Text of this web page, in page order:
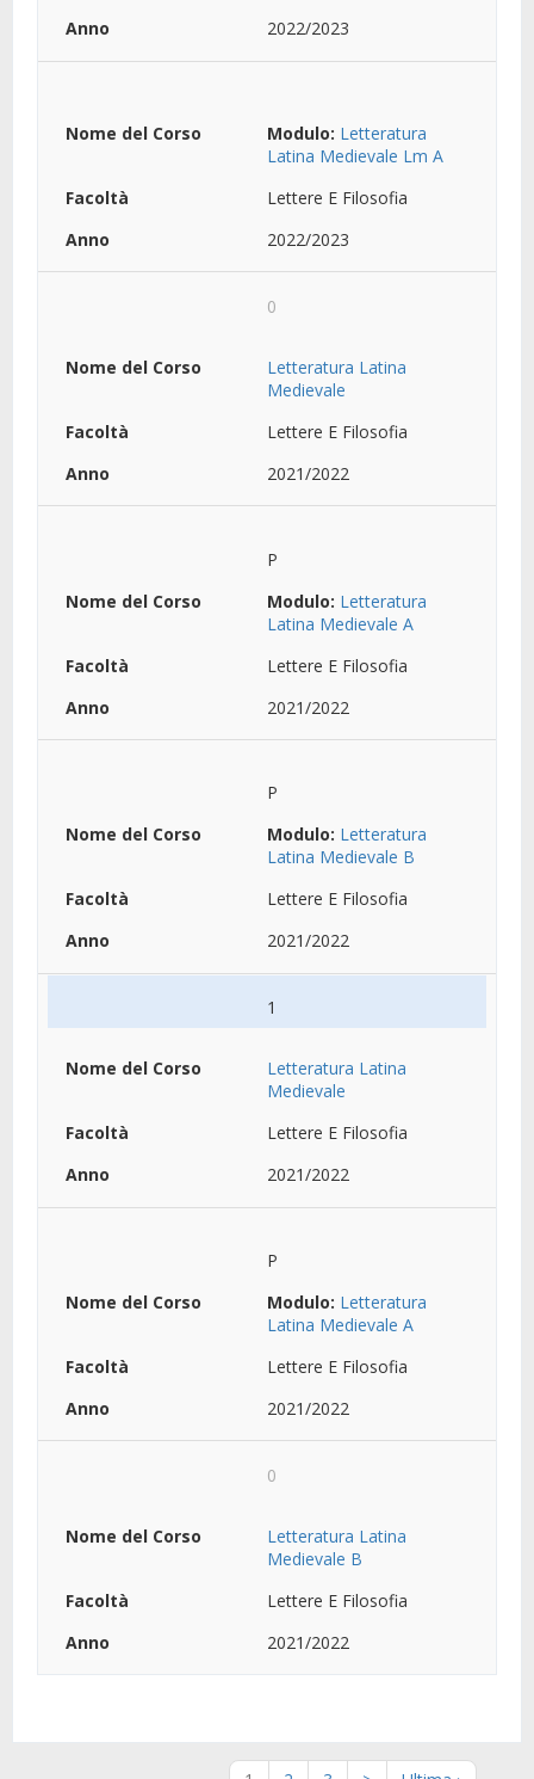
2022/2023
Modulo: Letteratura
Latina Medievale Lm A
Lettere E Filosofia
2022/2023
0
Letteratura Latina
Medievale
Lettere E Filosofia
2021/2022
P
Modulo: Letteratura
Latina Medievale A
Lettere E Filosofia
2021/2022
P
Modulo: Letteratura
Latina Medievale B
Lettere E Filosofia
2021/2022
1
Letteratura Latina
Medievale
Lettere E Filosofia
2021/2022
P
Modulo: Letteratura
Latina Medievale A
Lettere E Filosofia
2021/2022
0
Letteratura Latina
Medievale B
Lettere E Filosofia
2021/2022